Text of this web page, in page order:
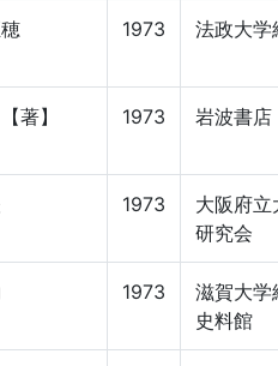
1973 法政大学
著】 1973 岩波書店
1973
大阪府立
研究会
1973
滋賀大学
史料館